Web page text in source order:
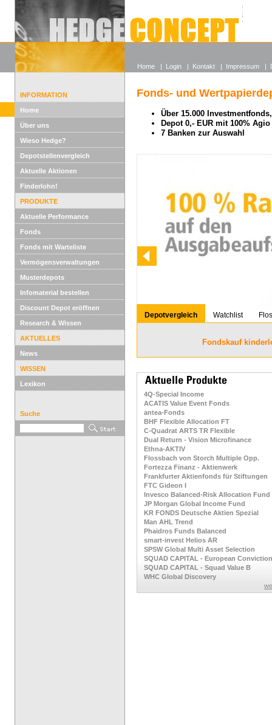
Alle
Wieso
INFORMATION
Home
Über uns
Wieso Hedge?
Depotstellenvergleich
Aktuelle Aktionen
Finderlohn!
PRODUKTE
Aktuelle Performance
Fonds
Fonds mit Warteliste
Vermögensverwaltungen
Musterdepots
Infomaterial bestellen
Discount Depot eröffnen
Research & Wissen
AKTUELLES
News
WISSEN
Lexikon
Suche
Fonds- und
Über 15.000
Depot 0,- EUR mit 100% Agio
7 Banken zur Auswahl
Depotvergleich Watchlist
Fondskauf
4Q-Special Income
ACATIS Value Event Fonds
antea-Fonds
BHF Flexible Allocation FT
C-Quadrat ARTS TR Flexible
Dual Return - Vision Microfinance
Ethna-AKTIV
Flossbach von Storch Multiple Opp.
Fortezza Finanz - Aktienwerk
Frankfurter Aktienfonds für Stiftungen
FTC Gideon I
Invesco Balanced-Risk Allocation Fund
JP Morgan Global Income Fund
KR FONDS Deutsche Aktien Spezial
Man AHL Trend
Phaidros Funds Balanced
smart-invest Helios AR
SPSW Global Multi Asset Selection
SQUAD CAPITAL - European
SQUAD CAPITAL - Squad Value B
WHC Global Discovery
Home | Login | Kontakt | Impressum |